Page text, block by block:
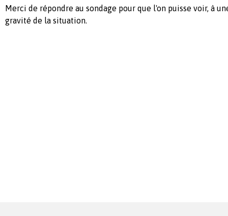
Merci de répondre au sondage pour que l'on puisse voir, à
gravité de la situation.